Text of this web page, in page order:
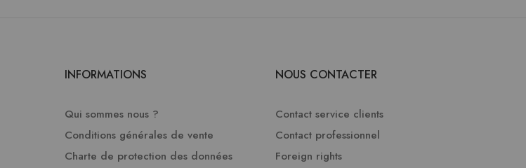
INFORMATIONS
Qui sommes nous ?
Conditions générales de vente
Charte de protection des données
NOUS CONTACTER
Contact service clients
Contact professionnel
Foreign rights